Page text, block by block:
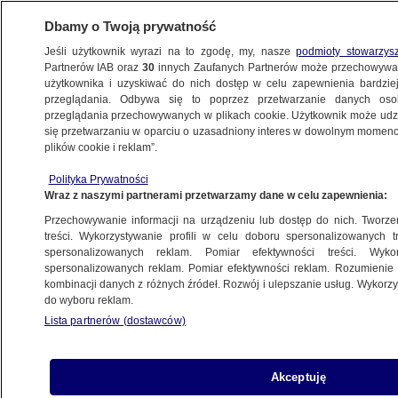
ŚWIAT
Mówi o umocnieniu "stosunków
strategicznych"
17.06.2023, 06:45
Udostępnij
w Hawanie podróż po Wenezueli, Nikaragui i
Kubie, oświadczył, że jego wizyty nie miały
Dbamy o Twoją prywatność
Jeśli użytkownik wyrazi na to zgodę, my, naszepodmioty
Partnerów IAB oraz30 innych Zaufanych Partnerów może
użytkownika i uzyskiwać do nich dostęp w celu zapewnienia
przeglądania. Odbywa się to poprzez przetwarzanie danych
przeglądania przechowywanych w plikach cookie. Użytkownik może
się przetwarzaniu w oparciu o uzasadniony interes w dowolnym
plików cookie i reklam”.
Polityka Prywatności
Wraz z naszymi partnerami przetwarzamy dane w celu zapewnienia:
Przechowywanie informacji na urządzeniu lub dostęp do nich.
treści. Wykorzystywanie profili w celu doboru spersonalizowanych
spersonalizowanych reklam. Pomiar efektywności treści.
spersonalizowanych reklam. Pomiar efektywności reklam.
kombinacji danych z różnych źródeł. Rozwój i ulepszanie usług.
do wyboru reklam.
Lista partnerów (dostawców)
Akceptuję